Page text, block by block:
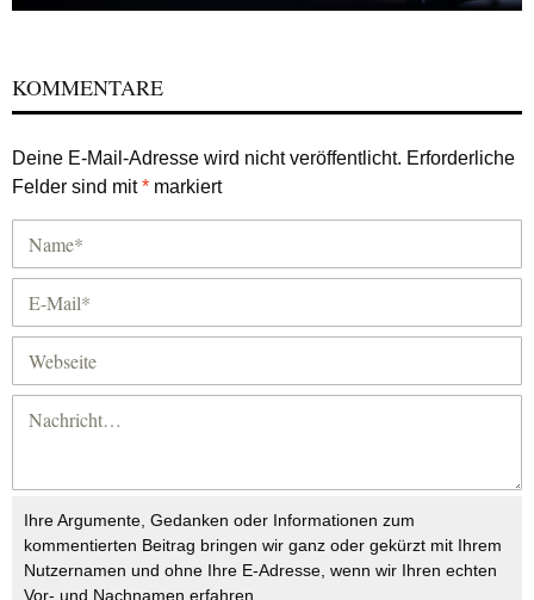
KOMMENTARE
Deine E-Mail-Adresse wird nicht veröffentlicht. Erforderliche
Felder sind mit* markiert
Ihre Argumente, Gedanken oder Informationen zum
kommentierten Beitrag bringen wir ganz oder gekürzt mit Ihrem
Nutzernamen und ohne Ihre E-Adresse, wenn wir Ihren echten
Vor- und Nachnamen erfahren.